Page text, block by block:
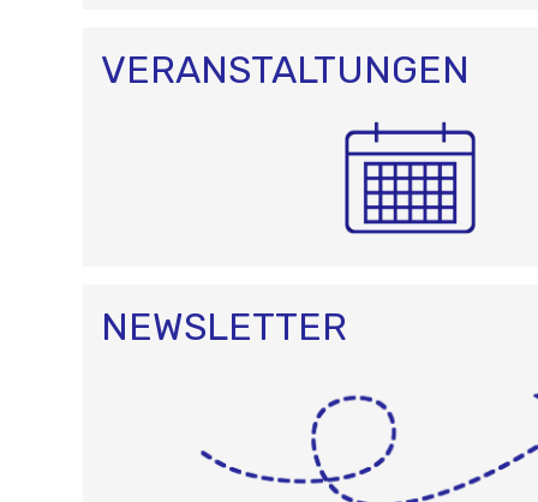
VERANSTALTUNGEN
NEWSLETTER